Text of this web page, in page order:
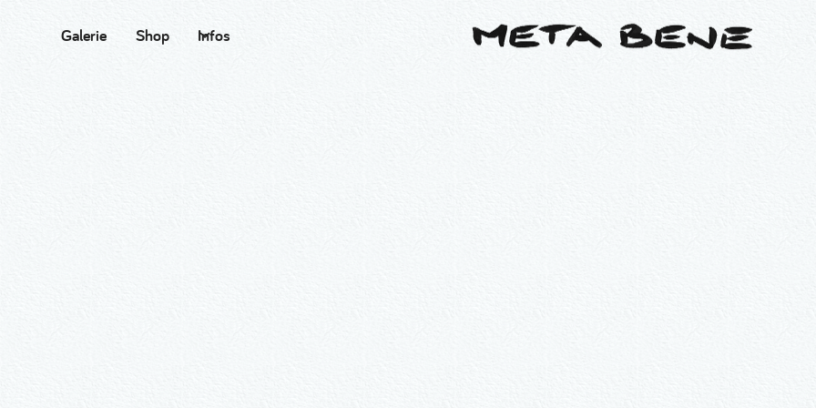
Galerie Shop Infos